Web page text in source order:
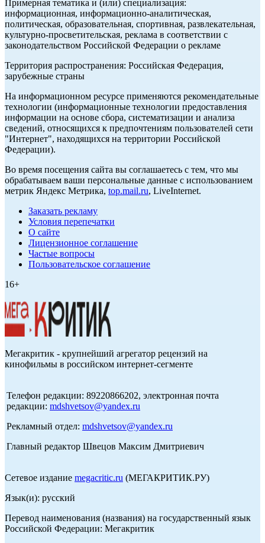
Примерная тематика и (или) специализация:
информационная, информационно-аналитическая,
политическая, образовательная, спортивная, развлекательная,
культурно-просветительская, реклама в соответствии с
законодательством Российской Федерации о рекламе
Территория распространения: Российская Федерация,
зарубежные страны
На информационном ресурсе применяются рекомендательные
технологии (информационные технологии предоставления
информации на основе сбора, систематизации и анализа
сведений, относящихся к предпочтениям пользователей сети
"Интернет", находящихся на территории Российской
Федерации).
Во время посещения сайта вы соглашаетесь с тем, что мы
обрабатываем ваши персональные данные с использованием
метрик Яндекс Метрика, top.mail.ru, LiveInternet.
Заказать рекламу
Условия перепечатки
О сайте
Лицензионное соглашение
Частые вопросы
Пользовательское соглашение
16+
Мегакритик - крупнейший агрегатор рецензий на
кинофильмы в российском интернет-сегменте
Телефон редакции: 89220866202, электронная почта
редакции: mdshvetsov@yandex.ru
Рекламный отдел: mdshvetsov@yandex.ru
Главный редактор Швецов Максим Дмитриевич
Сетевое издание megacritic.ru (МЕГАКРИТИК.РУ)
Язык(и): русский
Перевод наименования (названия) на государственный язык
Российской Федерации: Мегакритик